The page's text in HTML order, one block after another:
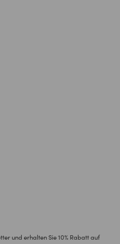
und erhalten Sie 10% Rabatt auf